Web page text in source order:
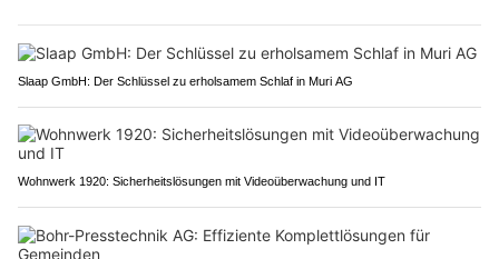
Slaap GmbH: Der Schlüssel zu erholsamem Schlaf in Muri AG
Wohnwerk 1920: Sicherheitslösungen mit Videoüberwachung und IT